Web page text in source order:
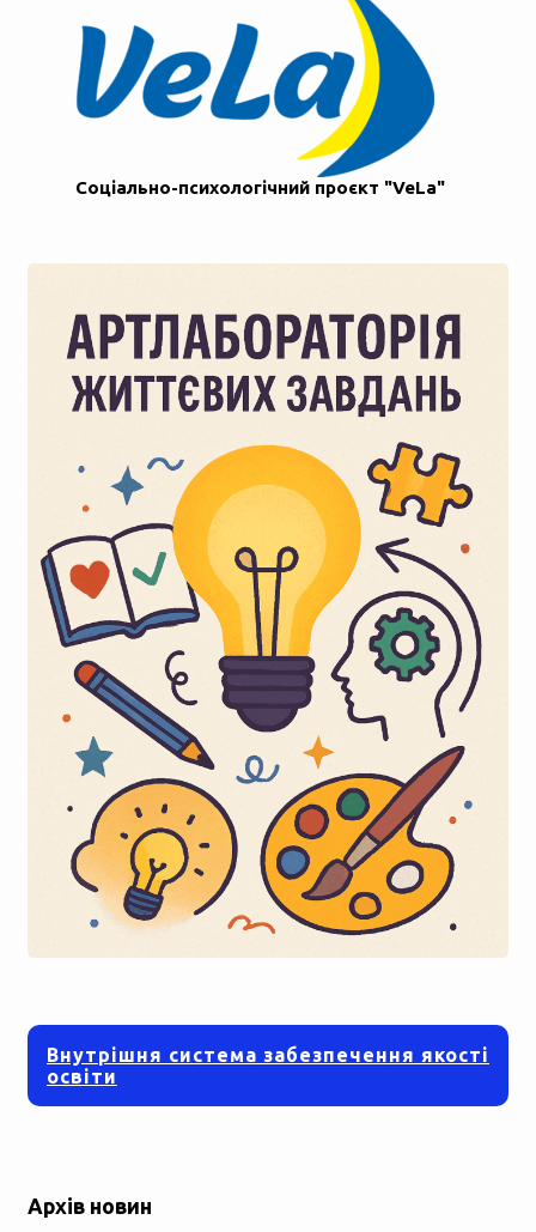
Соціально-психологічний проєкт "VeLa"
Внутрішня система забезпечення якості
освіти
Архів новин